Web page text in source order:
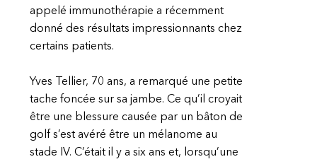
appelé immunothérapie a récemment
donné des résultats impressionnants chez
certains patients.
Yves Tellier, 70 ans, a remarqué une petite
tache foncée sur sa jambe. Ce qu’il croyait
être une blessure causée par un bâton de
golf s’est avéré être un mélanome au
stade IV. C’était il y a six ans et, lorsqu’une